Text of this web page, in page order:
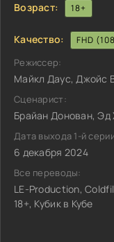
Возраст:
18+
Качество: FHD
Режиссер:
Майкл Даус, Джойс
Сценарист:
Брайан Донован,
Дата выхода 1-й
6 декабря 2024
Все переводы:
LE-Production,
18+, Кубик в Кубе